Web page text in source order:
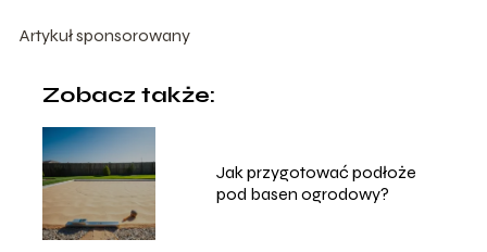
Artykuł sponsorowany
Zobacz także:
Jak przygotować podłoże
pod basen ogrodowy?